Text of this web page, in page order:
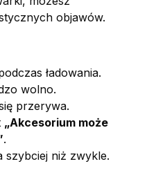
objawów.
ładowania.
wolno.
przerywa.
„Akcesorium może
.
szybciej niż zwykle.